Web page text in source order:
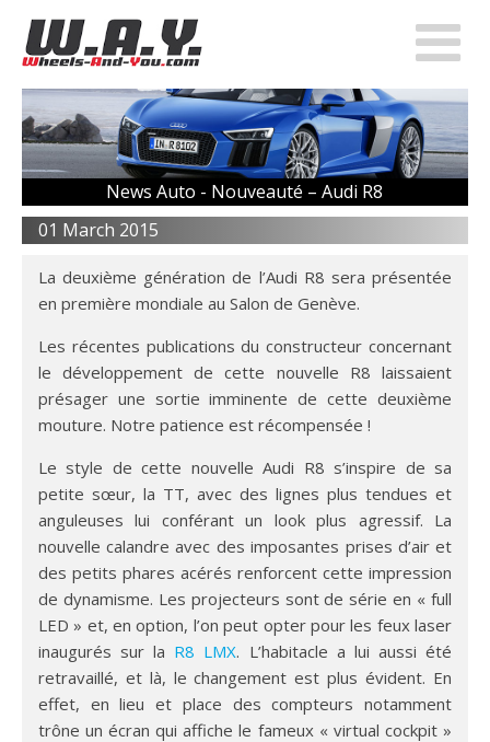
News Auto - Nouveauté – Audi R8
01 March 2015
La deuxième génération de l’Audi R8 sera présentée
en première mondiale au Salon de Genève.
Les récentes publications du constructeur concernant
le développement de cette nouvelle R8 laissaient
présager une sortie imminente de cette deuxième
mouture. Notre patience est récompensée !
Le style de cette nouvelle Audi R8 s’inspire de sa
petite sœur, la TT, avec des lignes plus tendues et
anguleuses lui conférant un look plus agressif. La
nouvelle calandre avec des imposantes prises d’air et
des petits phares acérés renforcent cette impression
de dynamisme. Les projecteurs sont de série en « full
LED » et, en option, l’on peut opter pour les feux laser
inaugurés sur la R8 LMX. L’habitacle a lui aussi été
retravaillé, et là, le changement est plus évident. En
effet, en lieu et place des compteurs notamment
trône un écran qui affiche le fameux « virtual cockpit »